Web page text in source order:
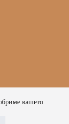
вашето
it?